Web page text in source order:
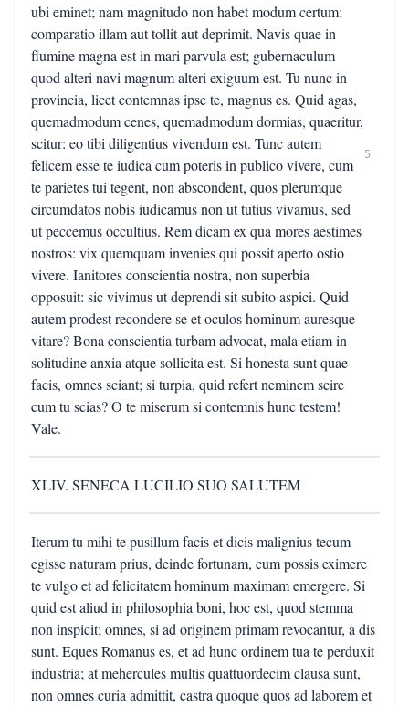
ubi eminet; nam magnitudo non habet modum certum:
comparatio illam aut tollit aut deprimit. Navis quae in
flumine magna est in mari parvula est; gubernaculum
quod alteri navi magnum alteri exiguum est. Tu nunc in
provincia, licet contemnas ipse te, magnus es. Quid agas,
quemadmodum cenes, quemadmodum dormias, quaeritur,
scitur: eo tibi diligentius vivendum est. Tunc autem
felicem esse te iudica cum poteris in publico vivere, cum
te parietes tui tegent, non abscondent, quos plerumque
circumdatos nobis iudicamus non ut tutius vivamus, sed
ut peccemus occultius. Rem dicam ex qua mores aestimes
nostros: vix quemquam invenies qui possit aperto ostio
vivere. Ianitores conscientia nostra, non superbia
opposuit: sic vivimus ut deprendi sit subito aspici. Quid
autem prodest recondere se et oculos hominum auresque
vitare? Bona conscientia turbam advocat, mala etiam in
solitudine anxia atque sollicita est. Si honesta sunt quae
facis, omnes sciant; si turpia, quid refert neminem scire
cum tu scias? O te miserum si contemnis hunc testem!
Vale.
5
XLIV. SENECA LUCILIO SUO SALUTEM
Iterum tu mihi te pusillum facis et dicis malignius tecum
egisse naturam prius, deinde fortunam, cum possis eximere
te vulgo et ad felicitatem hominum maximam emergere. Si
quid est aliud in philosophia boni, hoc est, quod stemma
non inspicit; omnes, si ad originem primam revocantur, a dis
sunt. Eques Romanus es, et ad hunc ordinem tua te perduxit
industria; at mehercules multis quattuordecim clausa sunt,
non omnes curia admittit, castra quoque quos ad laborem et